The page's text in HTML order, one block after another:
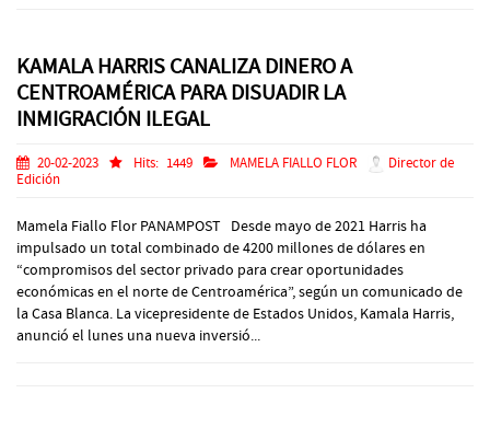
KAMALA HARRIS CANALIZA DINERO A
CENTROAMÉRICA PARA DISUADIR LA
INMIGRACIÓN ILEGAL
20-02-2023 Hits: 1449 MAMELA FIALLO FLOR
Director de
Edición
Mamela Fiallo Flor PANAMPOST Desde mayo de 2021 Harris ha
impulsado un total combinado de 4200 millones de dólares en
“compromisos del sector privado para crear oportunidades
económicas en el norte de Centroamérica”, según un comunicado de
la Casa Blanca. La vicepresidente de Estados Unidos, Kamala Harris,
anunció el lunes una nueva inversió...